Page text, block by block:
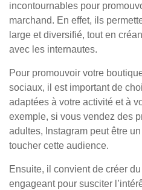
incontournables pour
marchand. En effet, ils
large et diversifié, tout en
avec les internautes.
Pour promouvoir votre
sociaux, il est important de
adaptées à votre activité et à
exemple, si vous vendez des
adultes, Instagram peut être
toucher cette audience.
Ensuite, il convient de créer
engageant pour susciter